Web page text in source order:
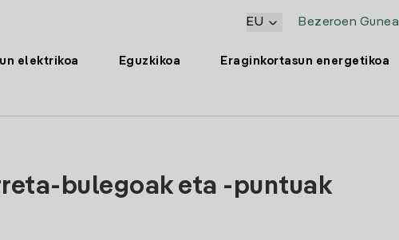
Bezeroen Gunea
EU
elektrikoa Eguzkikoa Eraginkortasun energetikoa
bulegoak eta -puntuak